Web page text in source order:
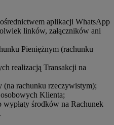
aplikacji WhatsApp
linków, załączników ani
Pieniężnym (rachunku
realizacją Transakcji na
(na rachunku rzeczywistym);
Klienta;
wypłaty środków na Rachunek